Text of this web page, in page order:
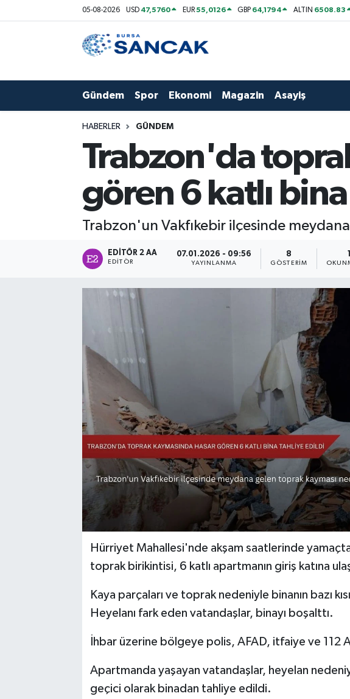
05-08-2026 USD 47,5760 EUR55,0126 GBP 64,1794 ALTIN 6508.83
Gündem Spor Ekonomi Magazin Asayiş
HABERLER GÜNDEM
Trabzon'da
gören 6 katlı
Trabzon'un Vakfıkebir ilçesinde
EDITÖR 2 AA
EDITÖR
07.01.2026 - 09:56
YAYINLANMA
8
GÖSTERIM
Hürriyet Mahallesi'nde akşam saatlerinde
toprak birikintisi, 6 katlı apartmanın giriş katına
Kaya parçaları ve toprak nedeniyle binanın bazı
Heyelanı fark eden vatandaşlar, binayı boşalttı.
İhbar üzerine bölgeye polis, AFAD, itfaiye ve 112
Apartmanda yaşayan vatandaşlar, heyelan
geçici olarak binadan tahliye edildi.
Hava Durumu
Son Dakika Haberleri
Haber Arşivi